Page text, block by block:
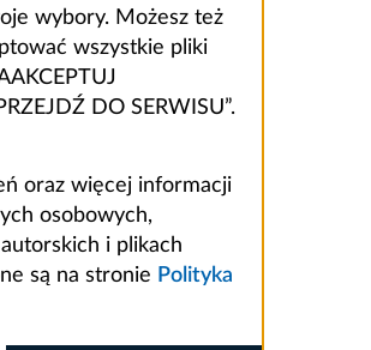
wybory. Możesz też
wszystkie pliki
DO SERWISU”.
oraz więcej informacji
osobowych,
i plikach
są na stronie Polityka